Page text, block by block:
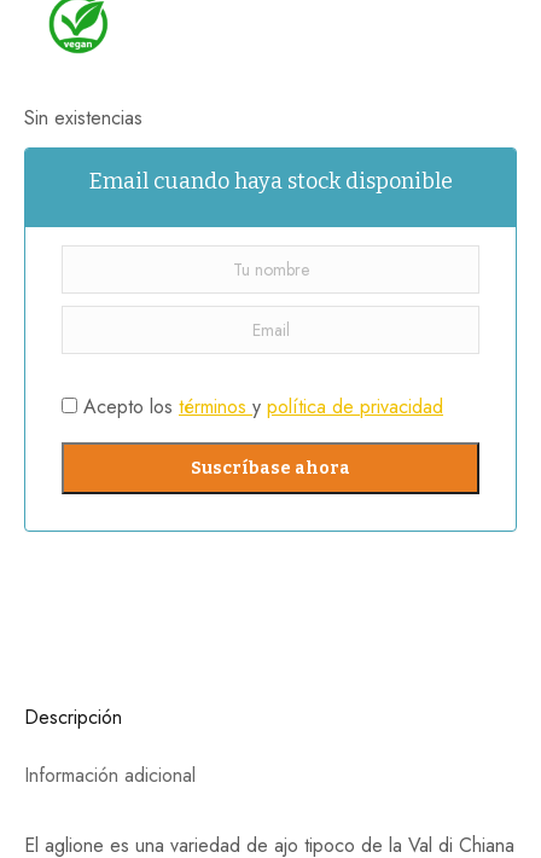
Sin existencias
Email cuando haya stock disponible
Acepto los términos y política de privacidad
Descripción
Información adicional
El aglione es una variedad de ajo tipoco de la Val di Chiana